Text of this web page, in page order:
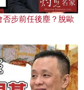
步前任後塵？脫歐